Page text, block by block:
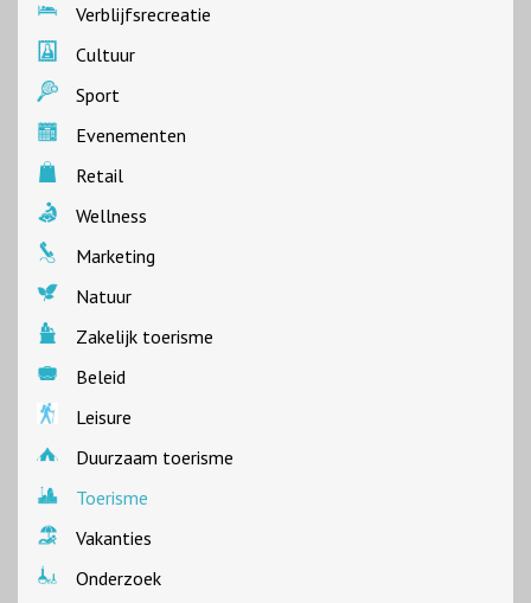
Verblijfsrecreatie
Cultuur
Sport
Evenementen
Retail
Wellness
Marketing
Natuur
Zakelijk toerisme
Beleid
Leisure
Duurzaam toerisme
Toerisme
Vakanties
Onderzoek